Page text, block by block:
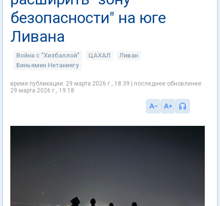
безопасности" на юге
Ливана
Война с "Хизбаллой" ЦАХАЛ
Ливан
Биньямин Нетаниягу
время публикации: 29 марта 2026 г., 18:39 | последнее обновление:
29 марта 2026 г., 19:18